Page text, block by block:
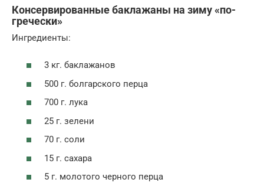
Консервированные баклажаны на зиму «по-
гречески»
Ингредиенты:
3 кг. баклажанов
500 г. болгарского перца
700 г. лука
25 г. зелени
70 г. соли
15 г. сахара
5 г. молотого черного перца